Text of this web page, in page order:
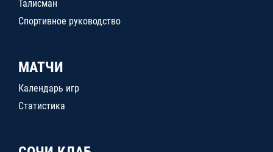
Талисман
Спортивное руководство
МАТЧИ
Календарь игр
Статистика